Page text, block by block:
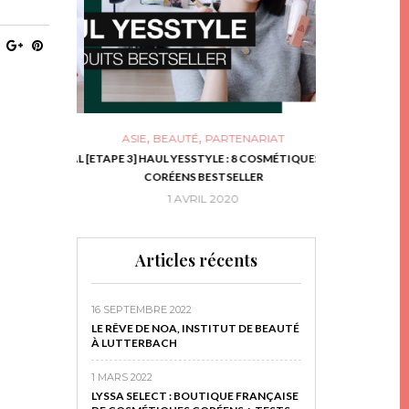
ASIE,BEAUTÉ,PARTENARIAT
[ETAPE 3] HAUL YESSTYLE : 8 COSMÉTIQUES
CORÉENS BESTSELLER
1 AVRIL 2020
Articles récents
16 SEPTEMBRE 2022
LE RÊVE DE NOA, INSTITUT DE BEAUTÉ
À LUTTERBACH
1 MARS 2022
LYSSA SELECT : BOUTIQUE FRANÇAISE